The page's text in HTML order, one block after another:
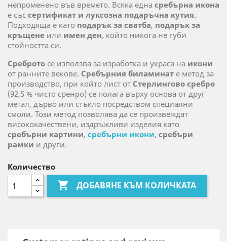
непроменено във времето. Всяка една сребърна икона
е със сертификат и луксозна подаръчна кутия.
Подходяща е като подарък за сватба, подарък за
кръщене или имен ден, който никога не губи
стойността си.
Среброто се използва за изработка и украса на икони
от ранните векове. Сребърния биламинат е метод за
производство, при който лист от Стерлингово сребро
(92,5 % чисто сренро) се полага върху основа от друг
метал, дърво или стъкло посредством специални
смоли. Този метод позволява да се произвеждат
висококачествени, издръжливи изделия като
сребърни картини, сребърни икони, сребъри
рамки и други.
Количество
 ДОБАВЯНЕ КЪМ КОЛИЧКАТА